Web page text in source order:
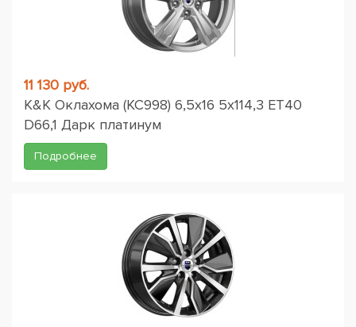
11 130 руб.
K&K Оклахома (КС998) 6,5x16 5x114,3 ET40
D66,1 Дарк платинум
Подробнее